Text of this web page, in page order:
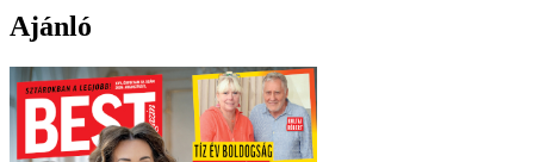
Ajánló